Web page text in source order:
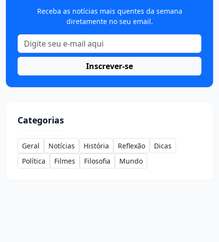
Receba as notícias mais quentes da semana
diretamente no seu email.
Inscrever-se
Categorias
Geral Notícias História Reflexão
Dicas
Política
Filmes Filosofia Mundo